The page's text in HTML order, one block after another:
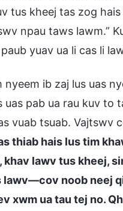
tus kheej tas zog hais
npau taws lawm.”
yuav ua li cas li
nyeem ib zaj lus uas
uas pab ua rau kuv to
vuab tsuab. Vajtswv
thiab hais lus tim
khav lawv tus kheej,
lawv—cov noob neej
xwm ua tau tej no.